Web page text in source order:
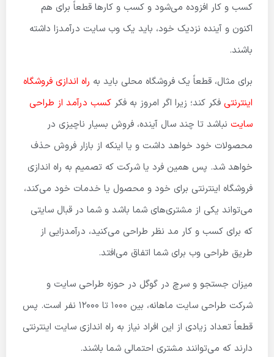
کسب و کار افزوده می‌شود و کسب و کارها قطعاً برای هم
اکنون و آینده نزدیک خود، باید یک وب سایت درآمدزا داشته
باشند.
برای مثال، قطعاً یک فروشگاه محلی باید به راه اندازی فروشگاه
اینترنتی فکر کند؛ زیرا اگر امروز به فکر کسب درآمد از طراحی
سایت نباشد تا چند سال آینده، فروش بسیار ناچیزی در
محصولات خود خواهد داشت و یا اینکه از بازار فروش حذف
خواهد شد. پس همین فرد یا شرکت که تصمیم به راه اندازی
فروشگاه اینترنتی برای خود و محصول یا خدمات خود می‌کند،
می‌تواند یکی از مشتری‌های شما باشد و شما در قبال سایتی
که برای کسب و کار مد نظر طراحی می‌کنید، درآمدزایی از
طریق طراحی وب برای شما اتفاق می‌افتد.
میزان جستجو و سرچ در گوگل در حوزه طراحی سایت و
شرکت طراحی سایت ماهانه، بین ۱۰۰۰ تا ۱۲۰۰۰ نفر است. پس
قطعاً تعداد زیادی از این افراد نیاز به راه اندازی سایت اینترنتی
دارند که می‌توانند مشتری احتمالی شما باشند.